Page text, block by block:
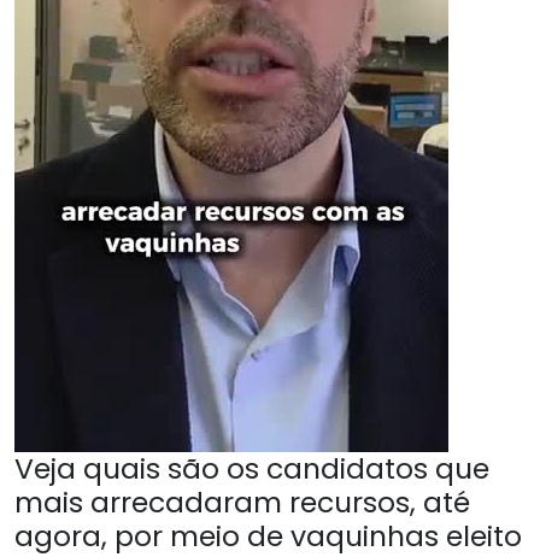
Veja quais são os candidatos que
mais arrecadaram recursos, até
agora, por meio de vaquinhas eleito